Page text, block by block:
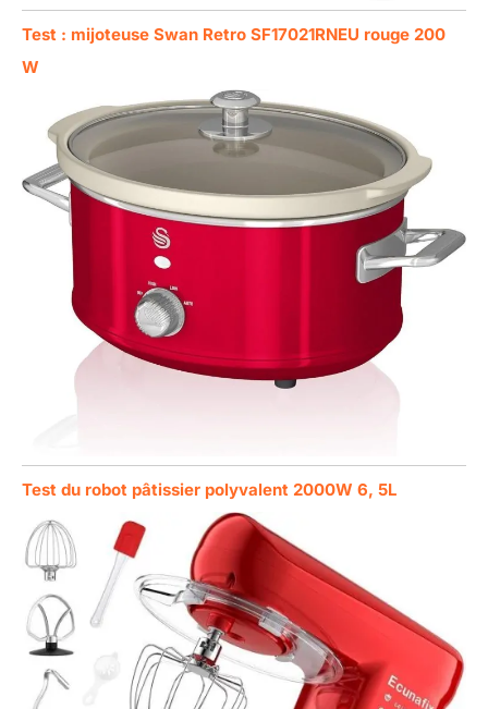
Test : mijoteuse Swan Retro SF17021RNEU rouge 200
W
Test du robot pâtissier polyvalent 2000W 6, 5L